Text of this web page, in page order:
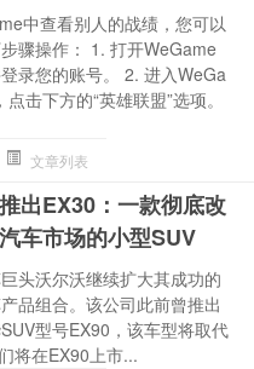
中查看别人的战绩，您可以
骤操作： 1. 打开WeGame
录您的账号。 2. 进入WeGa
击下方的“英雄联盟”选项。
文章列表
出EX30：一款彻底改
车市场的小型SUV
头沃尔沃继续扩大其成功的
品组合。该公司此前曾推出
型号EX90，该车型将取代
将在EX90上市...